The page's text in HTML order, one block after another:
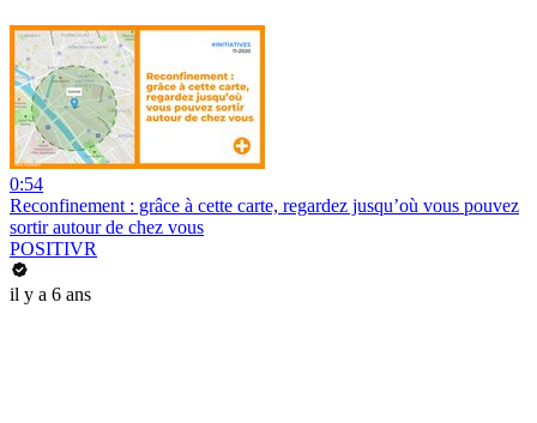
0:54
Reconfinement : grâce à cette carte, regardez jusqu’où vous pouvez
sortir autour de chez vous
POSITIVR
il y a 6 ans